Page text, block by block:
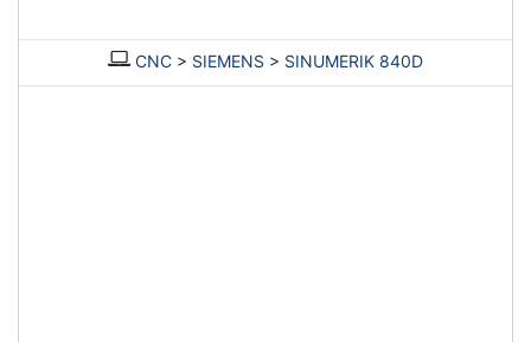
CNC > SIEMENS > SINUMERIK 840D